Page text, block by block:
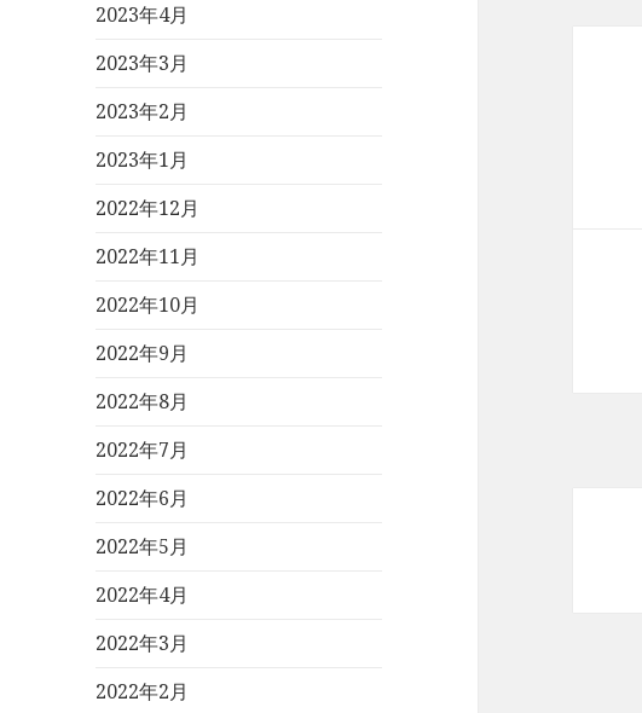
2023年4月
2023年3月
2023年2月
2023年1月
2022年12月
2022年11月
2022年10月
2022年9月
2022年8月
2022年7月
2022年6月
2022年5月
2022年4月
2022年3月
2022年2月